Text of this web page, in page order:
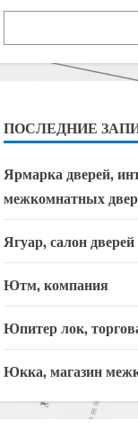
ПОСЛЕДНИЕ
Ярмарка дверей,
межкомнатных
Ягуар, салон
Ютм, компания
Юпитер лок,
Юкка, магазин